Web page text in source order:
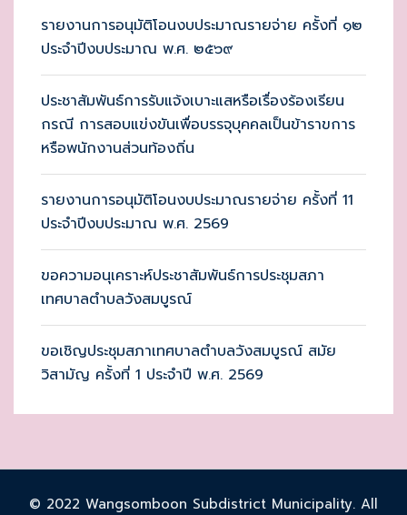
รายงานการอนุมัติโอนงบประมาณรายจ่าย ครั้งที่ ๑๒
ประจำปีงบประมาณ พ.ศ. ๒๕๖๙
ประชาสัมพันธ์การรับแจ้งเบาะแสหรือเรื่องร้องเรียน
กรณี การสอบแข่งขันเพื่อบรรจุบุคคลเป็นข้าราขการ
หรือพนักงานส่วนท้องถิ่น
รายงานการอนุมัติโอนงบประมาณรายจ่าย ครั้งที่ 11
ประจำปีงบประมาณ พ.ศ. 2569
ขอความอนุเคราะห์ประชาสัมพันธ์การประชุมสภา
เทศบาลตำบลวังสมบูรณ์
ขอเชิญประชุมสภาเทศบาลตำบลวังสมบูรณ์ สมัย
วิสามัญ ครั้งที่ 1 ประจำปี พ.ศ. 2569
© 2022 Wangsomboon Subdistrict Municipality. All